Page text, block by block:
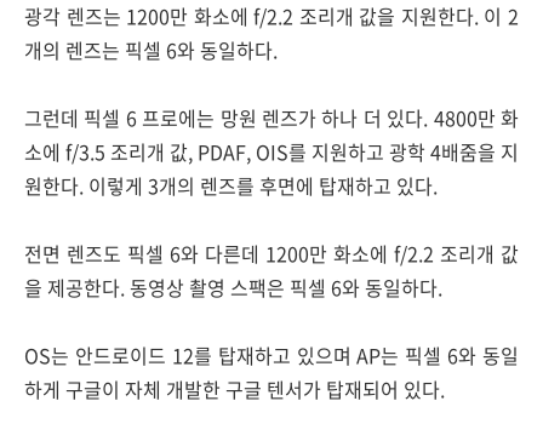
광각 렌즈는 1200만 화소에 f/2.2 조리개 값을 지원한다. 이 2
개의 렌즈는 픽셀 6와 동일하다.
그런데 픽셀 6 프로에는 망원 렌즈가 하나 더 있다. 4800만 화
소에 f/3.5 조리개 값, PDAF, OIS를 지원하고 광학 4배줌을 지
원한다. 이렇게 3개의 렌즈를 후면에 탑재하고 있다.
전면 렌즈도 픽셀 6와 다른데 1200만 화소에 f/2.2 조리개 값
을 제공한다. 동영상 촬영 스팩은 픽셀 6와 동일하다.
OS는 안드로이드 12를 탑재하고 있으며 AP는 픽셀 6와 동일
하게 구글이 자체 개발한 구글 텐서가 탑재되어 있다.